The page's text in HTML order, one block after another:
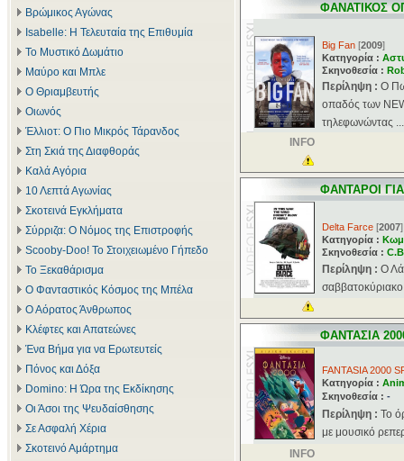
Βρώμικος Αγώνας
Isabelle: Η Τελευταία της Επιθυμία
Το Μυστικό Δωμάτιο
Μαύρο και Μπλε
Ο Θριαμβευτής
Οιωνός
Έλλιοτ: Ο Πιο Μικρός Τάρανδος
Στη Σκιά της Διαφθοράς
Καλά Αγόρια
10 Λεπτά Αγωνίας
Σκοτεινά Εγκλήματα
Σύρριζα: Ο Νόμος της Επιστροφής
Scooby-Doo! Το Στοιχειωμένο Γήπεδο
Το Ξεκαθάρισμα
Ο Φανταστικός Κόσμος της Μπέλα
Ο Αόρατος Άνθρωπος
Κλέφτες και Απατεώνες
Ένα Βήμα για να Ερωτευτείς
Πόνος και Δόξα
Domino: Η Ώρα της Εκδίκησης
Οι Άσοι της Ψευδαίσθησης
Σε Ασφαλή Χέρια
Σκοτεινό Αμάρτημα
ΦΑΝΑΤΙΚΟΣ
Big Fan [2009]
Κατηγορία :
Σκηνοθεσία :
Περίληψη : O
οπαδός των
τηλεφωνώντας ...
INFO
ΦΑΝΤΑΡΟΙ
Delta Farce [2007]
Κατηγορία :
Σκηνοθεσία :
Περίληψη : Ο
ΦΑΝΤΑΣΙΑ
FANTASIA 2000
Κατηγορία :
Σκηνοθεσία : -
Περίληψη : Το
με μουσικό
INFO